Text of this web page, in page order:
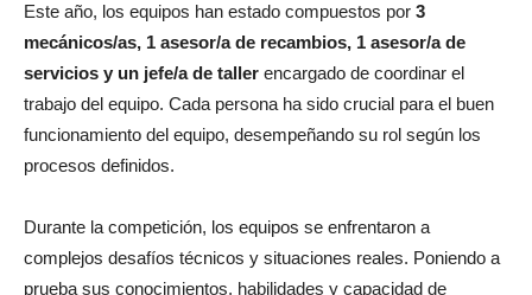
Este año, los equipos han estado compuestos por 3
mecánicos/as, 1 asesor/a de recambios, 1 asesor/a de
servicios y un jefe/a de taller encargado de coordinar el
trabajo del equipo. Cada persona ha sido crucial para el buen
funcionamiento del equipo, desempeñando su rol según los
procesos definidos.
Durante la competición, los equipos se enfrentaron a
complejos desafíos técnicos y situaciones reales. Poniendo a
prueba sus conocimientos, habilidades y capacidad de